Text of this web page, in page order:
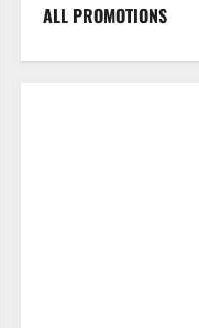
ALL PROMOTIONS